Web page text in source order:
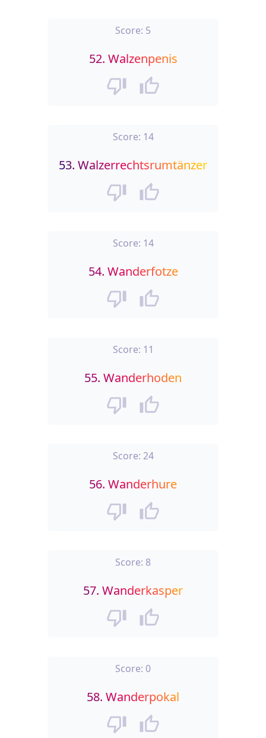
Score: 5
52. Walzenpenis
Score: 14
53. Walzerrechtsrumtänzer
Score: 14
54. Wanderfotze
Score: 11
55. Wanderhoden
Score: 24
56. Wanderhure
Score: 8
57. Wanderkasper
Score: 0
58. Wanderpokal